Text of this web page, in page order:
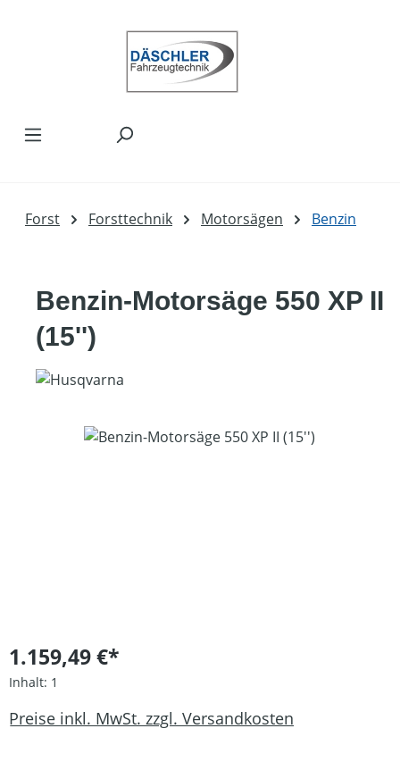
Forst Forsttechnik Motorsägen Benzin
Benzin-Motorsäge 550 XP II
(15'')
Bildergalerie überspringen
1.159,49 €*
Inhalt: 1
Preise inkl. MwSt. zzgl. Versandkosten